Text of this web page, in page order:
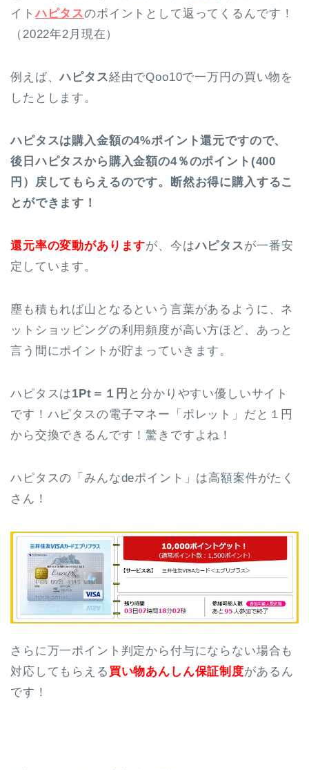
イトハピタスのポイントとして返ってくるんです！
（2022年2月現在）
例えば、ハピタス経由でQoo10で一万円の買い物を
したとします。
ハピタスは購入金額の4%ポイント還元ですので、
後日ハピタスから購入金額の4％のポイント(400
円）戻してもらえるのです。断然お得に購入するこ
とができます！
還元率の変動がありますが、今はハピタス が一番安
定しています。
塵も積もれば山となるという言葉があるように、ネ
ットショッピングの利用頻度が高い方ほど、あっと
言う間にポイントが貯まっていきます。
ハピタスは1Pt＝１円 と分かりやすい優しいサイト
です！ハピタスの電子マネー「ポレット」だと１円
から交換できるんです！驚きですよね！
ハピタスの「みんなdeポイント」は高額案件がたく
さん！
さらに万一ポイント判定から付与にならない場合も
対応してもらえる 買い物あんしん保証制度があるん
です！